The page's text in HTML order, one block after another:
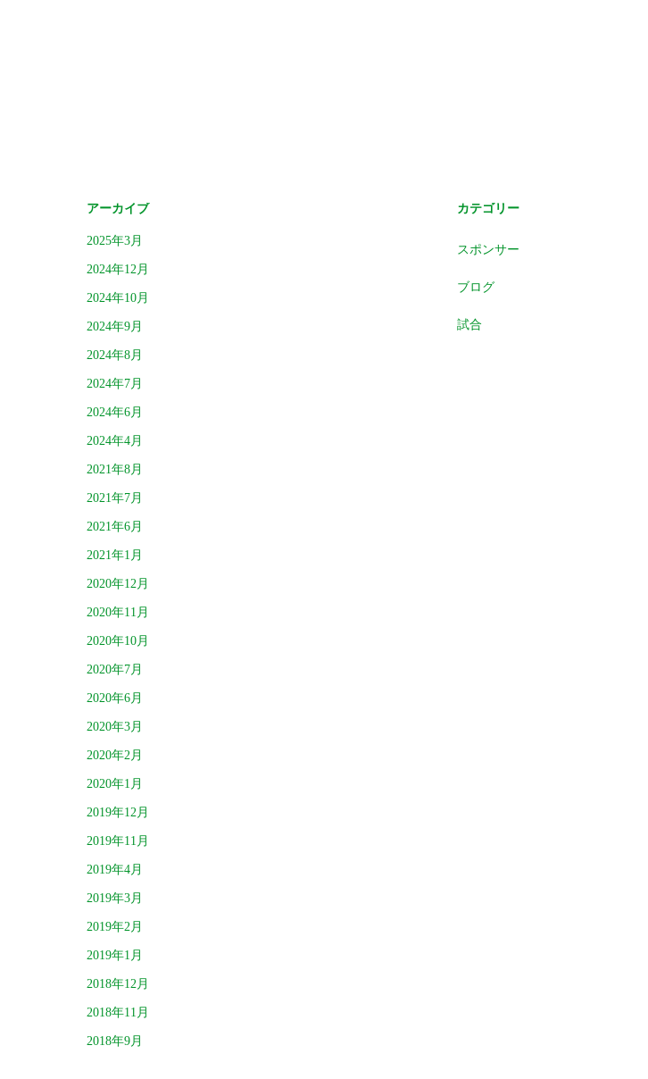
アーカイブ
2025年3月
2024年12月
2024年10月
2024年9月
2024年8月
2024年7月
2024年6月
2024年4月
2021年8月
2021年7月
2021年6月
2021年1月
2020年12月
2020年11月
2020年10月
2020年7月
2020年6月
2020年3月
2020年2月
2020年1月
2019年12月
2019年11月
2019年4月
2019年3月
2019年2月
2019年1月
2018年12月
2018年11月
2018年9月
カテゴリー
スポンサー
ブログ
試合